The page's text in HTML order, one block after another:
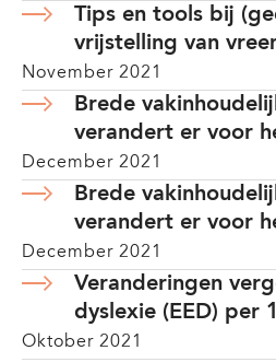
Tips en tools bij
vrijstelling van
November 2021
Brede
verandert er voor
December 2021
Brede
verandert er voor
December 2021
Veranderingen
dyslexie (EED) per
Oktober 2021